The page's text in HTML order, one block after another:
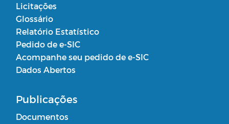
Licitações
Glossário
Relatório Estatístico
Pedido de e-SIC
Acompanhe seu pedido de e-SIC
Dados Abertos
Publicações
Documentos